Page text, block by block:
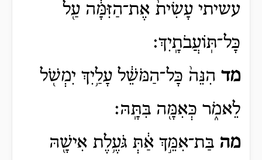
עשיתי עָשִׂית֙ אֶת־הַזִּמָּ֔ה עַ֖ל
כָּל־תּֽוֹעֲבֹתָֽיִךְ׃
מד הִנֵּה֙ כָּל־הַמֹּשֵׁ֔ל עָלַ֥יִךְ יִמְשֹׁ֖ל
לֵאמֹ֑ר כְּאִמָּ֖ה בִּתָּֽהּ׃
מה בַּת־אִמֵּ֣ךְ אַ֔תְּ גֹּעֶ֥לֶת אִישָׁ֖הּ